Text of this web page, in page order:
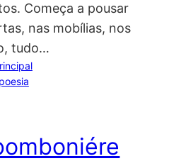
Começa a pousar
nas mobílias, nos
tudo…
poesia